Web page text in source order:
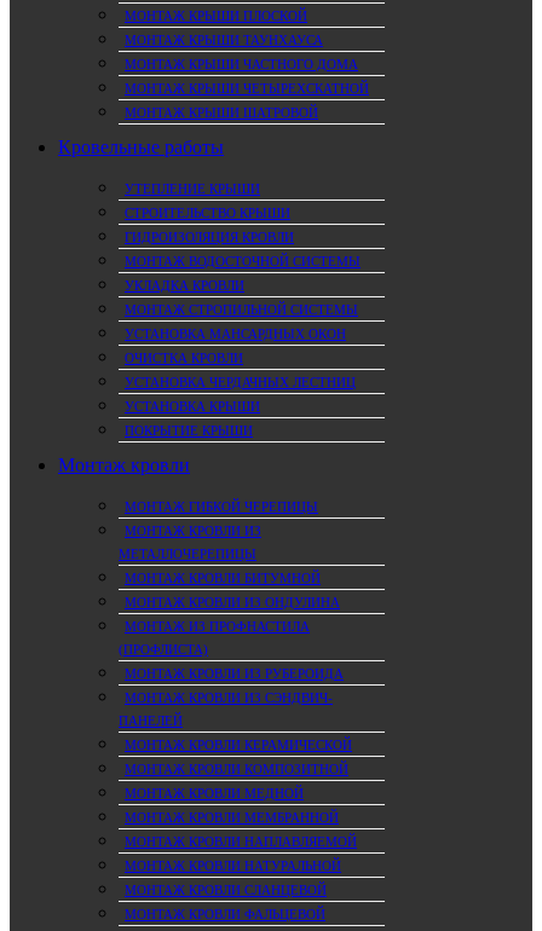
МОНТАЖ КРЫШИ ПЛОСКОЙ
МОНТАЖ КРЫШИ ТАУНХАУСА
МОНТАЖ КРЫШИ ЧАСТНОГО ДОМА
МОНТАЖ КРЫШИ ЧЕТЫРЕХСКАТНОЙ
МОНТАЖ КРЫШИ ШАТРОВОЙ
Кровельные работы
УТЕПЛЕНИЕ КРЫШИ
СТРОИТЕЛЬСТВО КРЫШИ
ГИДРОИЗОЛЯЦИЯ КРОВЛИ
МОНТАЖ ВОДОСТОЧНОЙ СИСТЕМЫ
УКЛАДКА КРОВЛИ
МОНТАЖ СТРОПИЛЬНОЙ СИСТЕМЫ
УСТАНОВКА МАНСАРДНЫХ ОКОН
ОЧИСТКА КРОВЛИ
УСТАНОВКА ЧЕРДАЧНЫХ ЛЕСТНИЦ
УСТАНОВКА КРЫШИ
ПОКРЫТИЕ КРЫШИ
Монтаж кровли
МОНТАЖ ГИБКОЙ ЧЕРЕПИЦЫ
МОНТАЖ КРОВЛИ ИЗ
МЕТАЛЛОЧЕРЕПИЦЫ
МОНТАЖ КРОВЛИ БИТУМНОЙ
МОНТАЖ КРОВЛИ ИЗ ОНДУЛИНА
МОНТАЖ ИЗ ПРОФНАСТИЛА
(ПРОФЛИСТА)
МОНТАЖ КРОВЛИ ИЗ РУБЕРОИДА
МОНТАЖ КРОВЛИ ИЗ СЭНДВИЧ-
ПАНЕЛЕЙ
МОНТАЖ КРОВЛИ КЕРАМИЧЕСКОЙ
МОНТАЖ КРОВЛИ КОМПОЗИТНОЙ
МОНТАЖ КРОВЛИ МЕДНОЙ
МОНТАЖ КРОВЛИ МЕМБРАННОЙ
МОНТАЖ КРОВЛИ НАПЛАВЛЯЕМОЙ
МОНТАЖ КРОВЛИ НАТУРАЛЬНОЙ
МОНТАЖ КРОВЛИ СЛАНЦЕВОЙ
МОНТАЖ КРОВЛИ ФАЛЬЦЕВОЙ